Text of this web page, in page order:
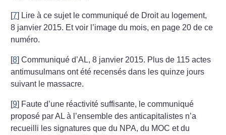
[7] Lire à ce sujet le communiqué de Droit au logement,
8 janvier 2015. Et voir l’image du mois, en page 20 de ce
numéro.
[8]Communiqué d’AL, 8 janvier 2015. Plus de 115 actes
antimusulmans ont été recensés dans les quinze jours
suivant le massacre.
[9] Faute d’une réactivité suffisante, le communiqué
proposé par AL à l’ensemble des anticapitalistes n’a
recueilli les signatures que du NPA, du MOC et du